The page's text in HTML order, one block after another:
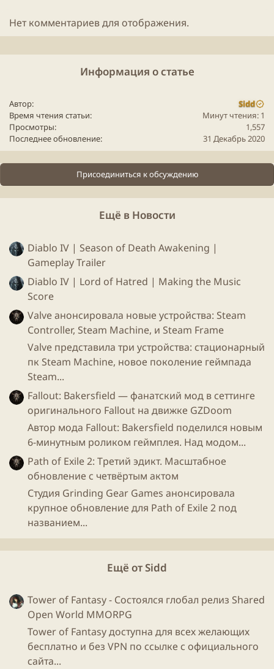
Нет комментариев для отображения.
Информация о статье
Автор
Sidd
Время чтения статьи
Минут чтения: 1
Просмотры
1,557
Последнее обновление
31 Декабрь 2020
Присоединиться к обсуждению
Ещё в Новости
Diablo IV | Season of Death Awakening |
Gameplay Trailer
Diablo IV | Lord of Hatred | Making the Music
Score
Valve анонсировала новые устройства: Steam
Controller, Steam Machine, и Steam Frame
Valve представила три устройства: стационарный
пк Steam Machine, новое поколение геймпада
Steam...
Fallout: Bakersfield — фанатский мод в сеттинге
оригинального Fallout на движке GZDoom
Автор мода Fallout: Bakersfield поделился новым
6-минутным роликом геймплея. Над модом...
Path of Exile 2: Третий эдикт. Масштабное
обновление с четвёртым актом
Студия Grinding Gear Games анонсировала
крупное обновление для Path of Exile 2 под
названием...
Ещё от Sidd
Tower of Fantasy - Состоялся глобал релиз Shared
Open World MMORPG
Tower of Fantasy доступна для всех желающих
бесплатно и без VPN по ссылке с официального
сайта...